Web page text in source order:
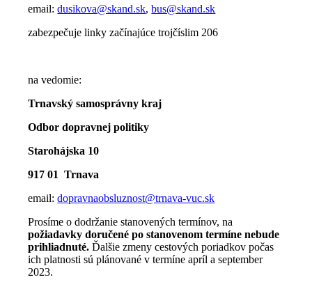
email:dusikova@skand.sk,bus@skand.sk
zabezpečuje linky začínajúce trojčíslim 206
na vedomie:
Trnavský samosprávny kraj
Odbor dopravnej politiky
Starohájska 10
917 01 Trnava
email:dopravnaobsluznost@trnava-vuc.sk
Prosíme o dodržanie stanovených termínov, na
požiadavky doručené po stanovenom termíne nebude
prihliadnuté.Ďalšie zmeny cestových poriadkov počas
ich platnosti sú plánované v termíne apríl a september
2023.